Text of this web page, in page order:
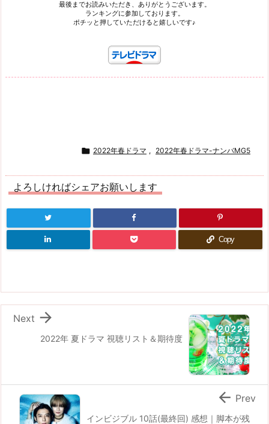
最後までお読みいただき、ありがとうございます。
ランキングに参加しております。
ポチッと押していただけると嬉しいです♪
 2022年春ドラマ , 2022年春ドラマ-ナンバMG5
よろしければシェアお願いします
Copy
2022年 夏ドラマ 視聴リスト＆期待度

Next
インビジブル 10話(最終回) 感想｜脚本が残
 Prev